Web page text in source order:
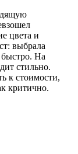
цвета и
выбрала
На
стильно.
к стоимости,
критично.